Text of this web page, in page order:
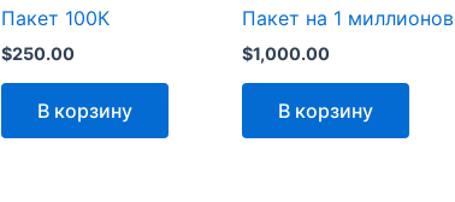
Пакет 100К
$250.00
В корзину
Пакет на 1 миллионов
$1,000.00
В корзину